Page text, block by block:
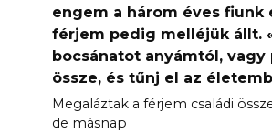
engem a három éves fiunk
férjem pedig melléjük állt.
bocsánatot anyámtól, vagy
össze, és tűnj el az
Megaláztak a férjem családi
de másnap